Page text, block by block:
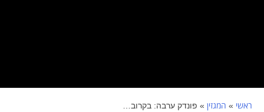
ראשי » המגזין » פונדק ערבה: בקרוב…